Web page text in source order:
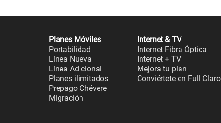
Planes Móviles
Portabilidad
Línea Nueva
Línea Adicional
Planes ilimitados
Prepago Chévere
Migración
Internet & TV
Internet Fibra Óptica
Internet + TV
Mejora tu plan
Conviértete en Full Claro